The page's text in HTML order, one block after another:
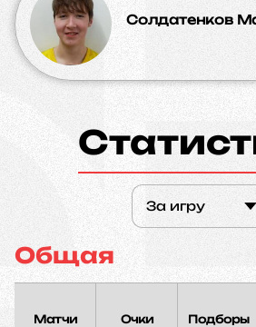
Солдатенков
За игру
Общая
Матчи Очки Подборы